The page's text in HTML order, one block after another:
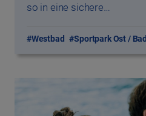
so in eine sichere…
#Westbad #Sportpark Ost / Bad